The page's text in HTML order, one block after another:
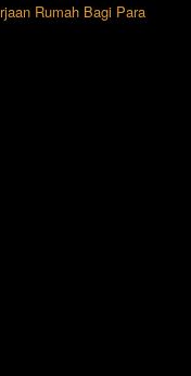
Rumah Bagi Para